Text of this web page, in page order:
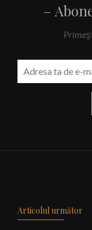
Articolul următor